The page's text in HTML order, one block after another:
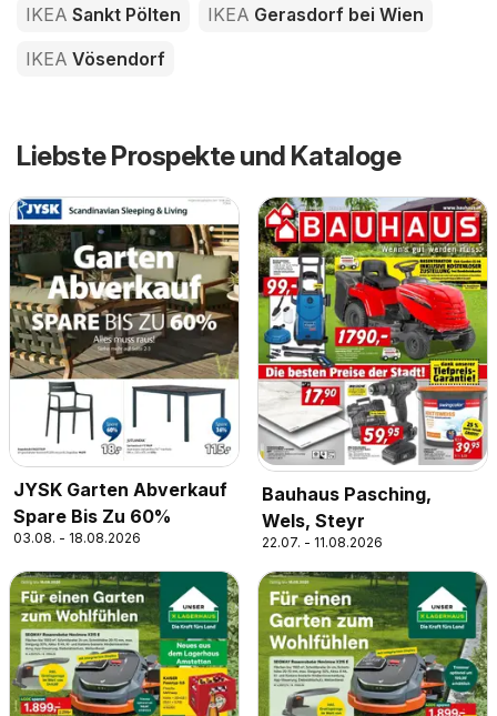
IKEA Sankt Pölten IKEA Gerasdorf bei Wien
IKEA Vösendorf
Liebste Prospekte und Kataloge
JYSK Garten Abverkauf
Spare Bis Zu 60%
03.08. - 18.08.2026
Bauhaus Pasching,
Wels, Steyr
22.07. - 11.08.2026